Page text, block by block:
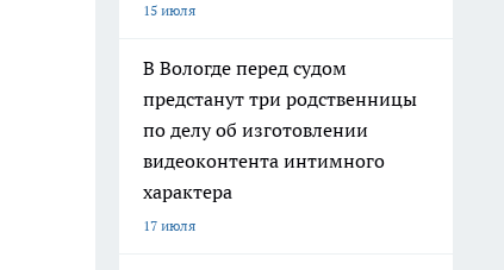
15 июля
В Вологде перед судом
предстанут три родственницы
по делу об изготовлении
видеоконтента интимного
характера
17 июля